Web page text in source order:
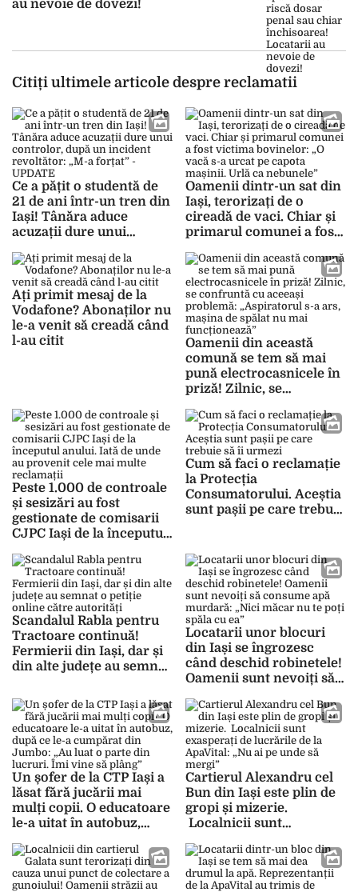
au nevoie de dovezi!
Citiți ultimele articole despre reclamatii
Ce a pățit o studentă de
21 de ani într-un tren din
Iași! Tânăra aduce
acuzații dure unui
incident revoltător: „M-a
forțat” – UPDATE
Oamenii dintr-un sat din
Iași, terorizați de o
cireadă de vaci. Chiar și
primarul comunei a fost
vacă s-a urcat pe capota
mașinii. Urlă ca
nebunele”
Ați primit mesaj de la
Vodafone? Abonaților nu
le-a venit să creadă când
l-au citit
Oamenii din această
comună se tem să mai
pună electrocasnicele în
priză! Zilnic, se
problemă: „Aspiratorul s-
a ars, mașina de spălat
nu mai funcționează”
Peste 1.000 de controale
și sesizări au fost
gestionate de comisarii
CJPC Iași de la începutul
provenit cele mai multe
reclamații
Cum să faci o reclamație
la Protecția
Consumatorului. Aceștia
sunt pașii pe care trebuie
Scandalul Rabla pentru
Tractoare continuă!
Fermierii din Iași, dar și
din alte județe au semnat
autorități
Locatarii unor blocuri
din Iași se îngrozesc
când deschid robinetele!
Oamenii sunt nevoiți să
„Nici măcar nu te poți
spăla cu ea”
Un șofer de la CTP Iași a
lăsat fără jucării mai
mulți copii. O educatoare
le-a uitat în autobuz,
din Jumbo: „Au luat o
parte din lucruri. Îmi
vine să plâng”
Cartierul Alexandru cel
Bun din Iași este plin de
gropi și mizerie.
Localnicii sunt
la ApaVital: „Nu ai pe
unde să mergi”